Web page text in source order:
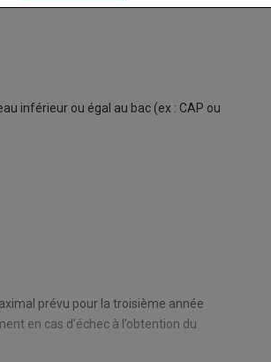
inférieur ou égal au bac (ex : CAP ou
prévu pour la troisième année
en cas d’échec à l’obtention du